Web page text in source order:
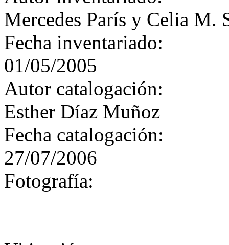
Mercedes París y Celia M.
Fecha inventariado:
01/05/2005
Autor catalogación:
Esther Díaz Muñoz
Fecha catalogación:
27/07/2006
Fotografía: